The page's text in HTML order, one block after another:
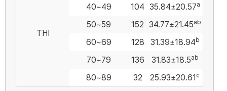
THI
40~49 104 35.84±20.57a
50~59 152 34.77±21.45ab
60~69 128 31.39±18.94b
70~79 136 31.83±18.5ab
80~89 32 25.93±20.61 c